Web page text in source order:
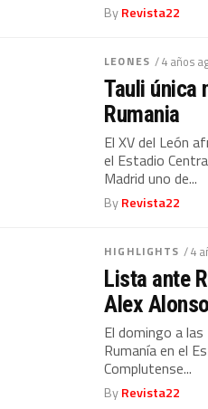
ByRevista22
LEONES / 4 años
Tauli única
Rumania
El XV del León
el Estadio
Madrid uno de...
ByRevista22
HIGHLIGHTS / 4
Lista ante
Alex
El domingo a
Rumanía en el
Complutense...
ByRevista22